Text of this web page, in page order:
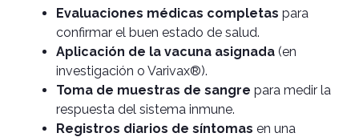
Evaluaciones médicas completas para
confirmar el buen estado de salud.
Aplicación de la vacuna asignada (en
investigación o Varivax®).
Toma de muestras de sangre para medir la
respuesta del sistema inmune.
Registros diarios de síntomas en una